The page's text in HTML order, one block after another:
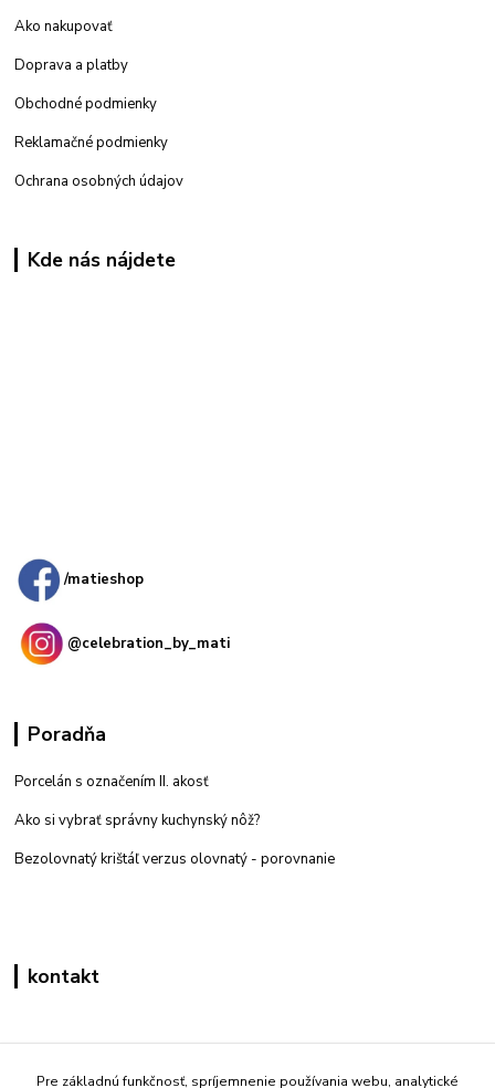
Ako nakupovať
Doprava a platby
Obchodné podmienky
Reklamačné podmienky
Ochrana osobných údajov
Kde nás nájdete
/matieshop
@celebration_by_mati
Poradňa
Porcelán s označením II. akosť
Ako si vybrať správny kuchynský nôž?
Bezolovnatý krištáľ verzus olovnatý - porovnanie
kontakt
+421 908 861 051
Pre základnú funkčnosť, spríjemnenie používania webu, analytické